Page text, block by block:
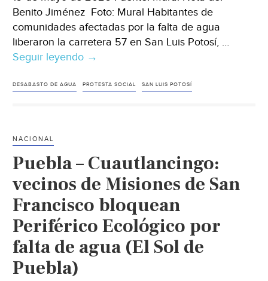
Benito Jiménez Foto: Mural Habitantes de
comunidades afectadas por la falta de agua
liberaron la carretera 57 en San Luis Potosí, …
Seguir leyendo México–
la
de
24
horas
de
bloqueo
falta
→
DESABASTO DE AGUA PROTESTA SOCIAL SAN LUIS POTOSÍ
NACIONAL
Puebla – Cuautlancingo:
vecinos de Misiones de San
Francisco bloquean
Periférico Ecológico por
falta de agua (El Sol de
Puebla)